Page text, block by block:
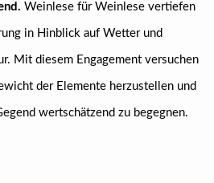
Weinlese für Weinlese vertiefen
in Hinblick auf Wetter und
Mit diesem Engagement versuchen
der Elemente herzustellen und
wertschätzend zu begegnen.